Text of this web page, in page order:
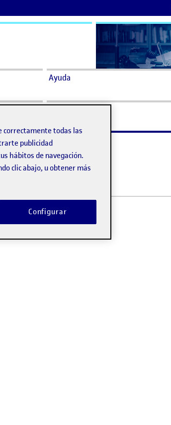
Ayuda
correctamente todas las
publicidad
hábitos de navegación.
clic abajo, u obtener más
Configurar